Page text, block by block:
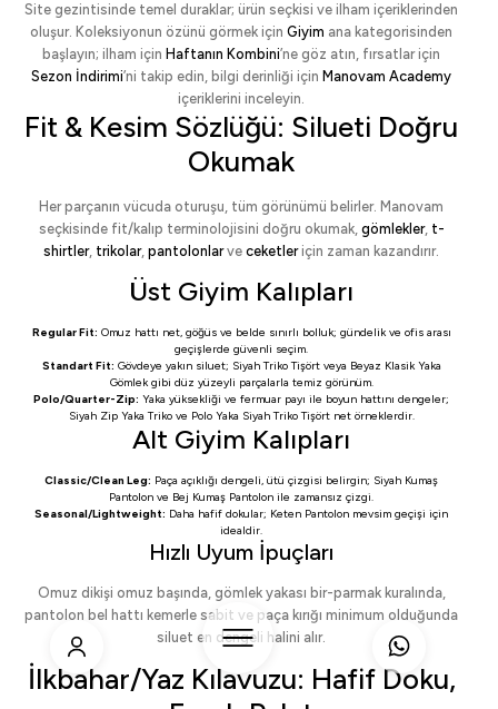
Site gezintisinde temel duraklar; ürün seçkisi ve ilham içeriklerinden
oluşur. Koleksiyonun özünü görmek için Giyim ana kategorisinden
başlayın; ilham için Haftanın Kombini’ne göz atın, fırsatlar için
Sezon İndirimi’ni takip edin, bilgi derinliği için Manovam Academy
içeriklerini inceleyin.
Fit & Kesim Sözlüğü: Silueti Doğru
Okumak
Her parçanın vücuda oturuşu, tüm görünümü belirler. Manovam
seçkisinde fit/kalıp terminolojisini doğru okumak, gömlekler, t-
shirtler, trikolar, pantolonlarve ceketleriçin zaman kazandırır.
Üst Giyim Kalıpları
Regular Fit: Omuz hattı net, göğüs ve belde sınırlı bolluk; gündelik ve ofis arası
geçişlerde güvenli seçim.
Standart Fit: Gövdeye yakın siluet; Siyah Triko Tişörtveya Beyaz Klasik Yaka
Gömlekgibi düz yüzeyli parçalarla temiz görünüm.
Polo/Quarter-Zip: Yaka yüksekliği ve fermuar payı ile boyun hattını dengeler;
Siyah Zip Yaka Trikove Polo Yaka Siyah Triko Tişörtnet örneklerdir.
Alt Giyim Kalıpları
Classic/Clean Leg: Paça açıklığı dengeli, ütü çizgisi belirgin; Siyah Kumaş
Pantolon ve Bej Kumaş Pantolon ile zamansız çizgi.
Seasonal/Lightweight: Daha hafif dokular; Keten Pantolon mevsim geçişi için
idealdir.
Hızlı Uyum İpuçları
Omuz dikişi omuz başında, gömlek yakası bir-parmak kuralında,
pantolon bel hattı kemerle sabit ve paça kırığı minimum olduğunda
siluet en dengeli halini alır.
İlkbahar/Yaz Kılavuzu: Hafif Doku,